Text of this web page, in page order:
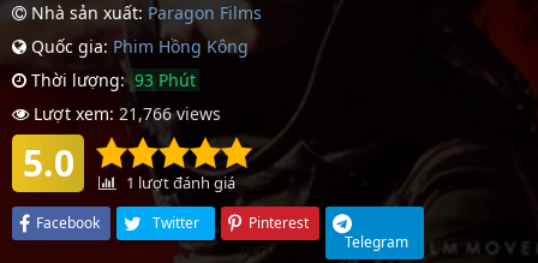
Nhà sản xuất: Paragon Films
Quốc gia: Phim Hồng Kông
Thời lượng: 93 Phút
Lượt xem: 21,766 views
5.0 1 lượt đánh giá
Facebook Twitter
Pinterest
Telegram